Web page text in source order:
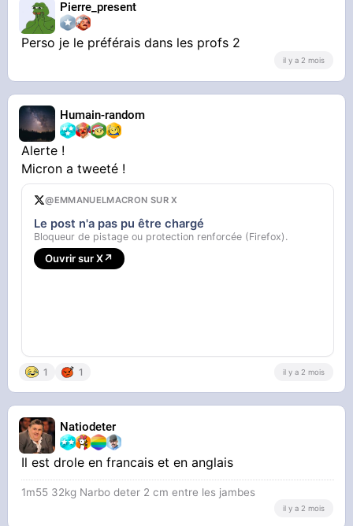
Pierre_present
Perso je le préférais dans les profs 2
il y a 2 mois
Humain-random
Alerte !
Micron a tweeté !
@EMMANUELMACRON SUR X
Le post n'a pas pu être chargé
Bloqueur de pistage ou protection renforcée (Firefox).
Ouvrir sur X↗
1 1 il y a 2 mois
Natiodeter
Il est drole en francais et en anglais
1m55 32kg Narbo deter 2 cm entre les jambes
il y a 2 mois